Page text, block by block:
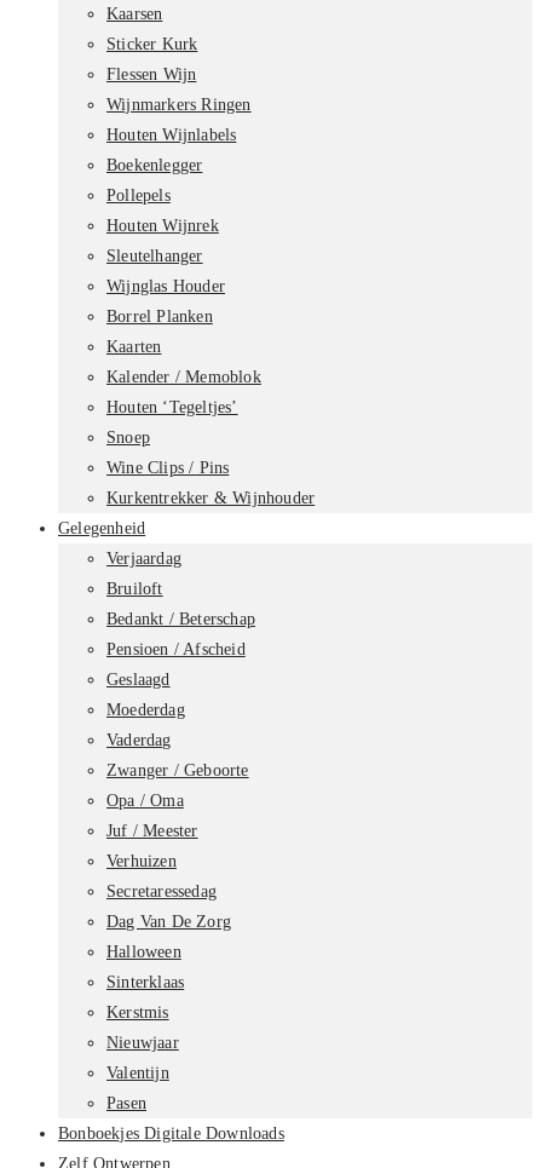
Kaarsen
Sticker Kurk
Flessen Wijn
Wijnmarkers Ringen
Houten Wijnlabels
Boekenlegger
Pollepels
Houten Wijnrek
Sleutelhanger
Wijnglas Houder
Borrel Planken
Kaarten
Kalender / Memoblok
Houten ‘Tegeltjes’
Snoep
Wine Clips / Pins
Kurkentrekker & Wijnhouder
Gelegenheid
Verjaardag
Bruiloft
Bedankt / Beterschap
Pensioen / Afscheid
Geslaagd
Moederdag
Vaderdag
Zwanger / Geboorte
Opa / Oma
Juf / Meester
Verhuizen
Secretaressedag
Dag Van De Zorg
Halloween
Sinterklaas
Kerstmis
Nieuwjaar
Valentijn
Pasen
Bonboekjes Digitale Downloads
Zelf Ontwerpen